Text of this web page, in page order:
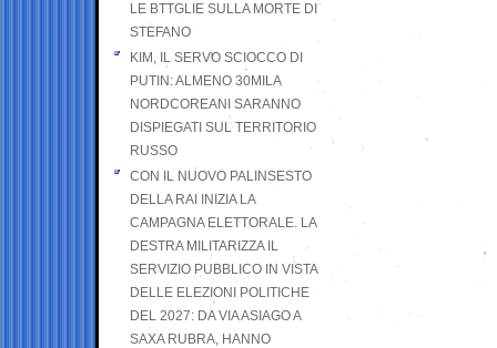
LE BTTGLIE SULLA MORTE DI
STEFANO
KIM, IL SERVO SCIOCCO DI
PUTIN: ALMENO 30MILA
NORDCOREANI SARANNO
DISPIEGATI SUL TERRITORIO
RUSSO
CON IL NUOVO PALINSESTO
DELLA RAI INIZIA LA
CAMPAGNA ELETTORALE. LA
DESTRA MILITARIZZA IL
SERVIZIO PUBBLICO IN VISTA
DELLE ELEZIONI POLITICHE
DEL 2027: DA VIA ASIAGO A
SAXA RUBRA, HANNO